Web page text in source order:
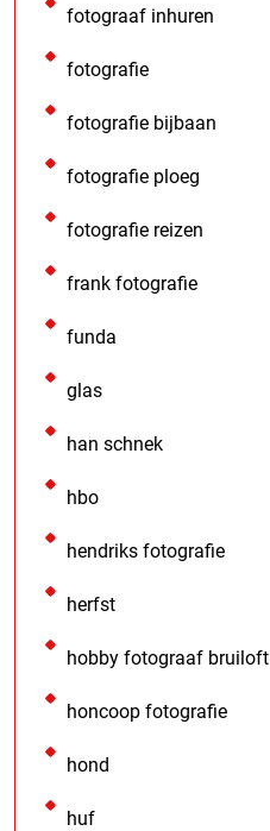
fotograaf inhuren
fotografie
fotografie bijbaan
fotografie ploeg
fotografie reizen
frank fotografie
funda
glas
han schnek
hbo
hendriks fotografie
herfst
hobby fotograaf bruiloft
honcoop fotografie
hond
huf